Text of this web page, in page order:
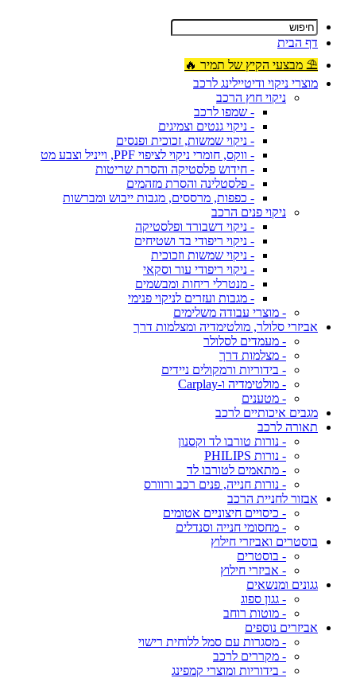
דף הבית
⛱ מבצעי הקיץ של תמיר 🔥
מוצרי ניקוי ודיטיילינג לרכב
ניקוי חוץ הרכב
- שמפו לרכב
- ניקוי גנטים וצמיגים
- ניקוי שמשות, זכוכית ופנסים
- ווקס, חומרי ניקוי לציפוי PPF, וייניל וצבע מט
- חידוש פלסטיקה והסרת שריטות
- פלסטלינה והסרת מזהמים
- כפפות, מרססים, מגבות ייבוש ומברשות
ניקוי פנים הרכב
- ניקוי דשבורד ופלסטיקה
- ניקוי ריפודי בד ושטיחים
- ניקוי שמשות וזכוכית
- ניקוי ריפודי עור וסקאי
- מנטרלי ריחות ומבשמים
- מגבות ועזרים לניקוי פנימי
- מוצרי עבודה משלימים
אביזרי סלולר, מולטימדיה ומצלמות דרך
- מעמדים לסלולר
- מצלמות דרך
- בידוריות ורמקולים ניידים
- מולטימדיה ו-Carplay
- מטענים
מגבים איכותיים לרכב
תאורה לרכב
- נורות טורבו לד וקסנון
- נורות PHILIPS
- מתאמים לטורבו לד
- נורות חנייה, פנים רכב ורוורס
אבזור לחניית הרכב
- כיסויים חיצוניים אטומים
- מחסומי חנייה וסנדלים
בוסטרים ואביזרי חילוץ
- בוסטרים
- אביזרי חילוץ
גגונים ומנשאים
- גגון ספוג
- מוטות רוחב
אביזרים נוספים
- מסגרות עם סמל ללוחית רישוי
- מקררים לרכב
- בידוריות ומוצרי קמפינג